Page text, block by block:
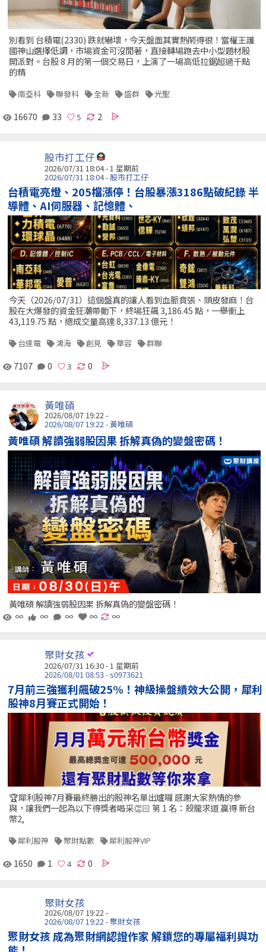
別看到 台積電(2330) 跌就嚇壞，今天盤面其實熱鬧得很！當權王護
國神山選擇低調，市場資金可沒閒著，直接轉場跑去中小型題材股
開派對。台股 8 月的第一個交易日，上演了一場高低拉鋸超過千點
的精
南亞科 聯發科 全新 盛群 光聖
16670 33 2
股市打工仔
2026/07/31 18:04 - 1 星期前
2026/07/31 18:04 - 股市打工仔
台積電亮燈、205檔漲停！台股暴漲3186點破紀錄 半
導體、AI伺服器、記憶體、
今天（2026/07/31）這個盤真的讓人看到血脈賁張、頭皮發麻！台
股在大爆發的資金狂潮帶動下，終場狂飆 3,186.45 點，一舉衝上
43,119.75 點，總成交量高達 8,337.13 億元！
台達電 鴻海 創見 華容 群聯
7107 0 0
黃唯碩
2026/08/07 19:22 -
2026/08/07 19:22 - 黃唯碩
黃唯碩 解讀強弱股因果 拆解真偽的變盤密碼！
黃唯碩 解讀強弱股因果 拆解真偽的變盤密碼！
∞
∞ ∞ ∞ ∞
聚財女孩
2026/07/31 16:30 - 1 星期前
2026/08/01 08:53 - s0973621
7月前三強獲利飆破25%！神級操盤績效大公開，犀利
股神8月賽正式開始！
🏆犀利股神7月賽最終勝出的股神名單出爐囉 感謝大家熱情的參
與，讓我們一起為以下得獎者喝采👏🏻 第 1 名：殺龍求道 贏得 新台
幣2,
犀利股神 聚財點數 犀利股神VIP
1650 1 0
聚財女孩
2026/08/07 19:22 -
2026/08/07 19:22 - 聚財女孩
聚財女孩 成為聚財網認證作家 解鎖您的專屬福利與功